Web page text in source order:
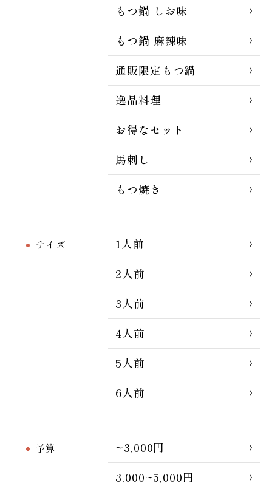
もつ鍋 しお味
もつ鍋 麻辣味
通販限定もつ鍋
逸品料理
お得なセット
馬刺し
もつ焼き
サイズ
1人前
2人前
3人前
4人前
5人前
6人前
予算
~3,000円
3,000~5,000円